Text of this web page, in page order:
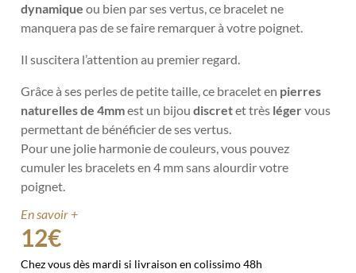
dynamique ou bien par ses vertus, ce bracelet ne
manquera pas de se faire remarquer à votre poignet.
Il suscitera l’attention au premier regard.
Grâce à ses perles de petite taille, ce bracelet en pierres
naturelles de 4mmest un bijoudiscretet très légervous
permettant de bénéficier de ses vertus.
Pour une jolie harmonie de couleurs, vous pouvez
cumuler les bracelets en 4 mm sans alourdir votre
poignet.
En savoir +
12€
Chez vous dès mardi si livraison en colissimo 48h